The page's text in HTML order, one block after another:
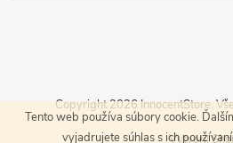
Tento web používa súbory cookie.
vyjadrujete súhlas s ichVytvoril
Copyright 2026 InnocentStore.